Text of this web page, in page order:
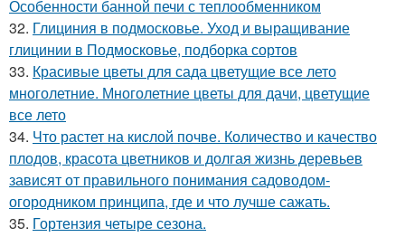
Особенности банной печи с теплообменником
32. Глициния в подмосковье. Уход и выращивание
глицинии в Подмосковье, подборка сортов
33. Красивые цветы для сада цветущие все лето
многолетние. Многолетние цветы для дачи, цветущие
все лето
34. Что растет на кислой почве. Количество и качество
плодов, красота цветников и долгая жизнь деревьев
зависят от правильного понимания садоводом-
огородником принципа, где и что лучше сажать.
35. Гортензия четыре сезона.